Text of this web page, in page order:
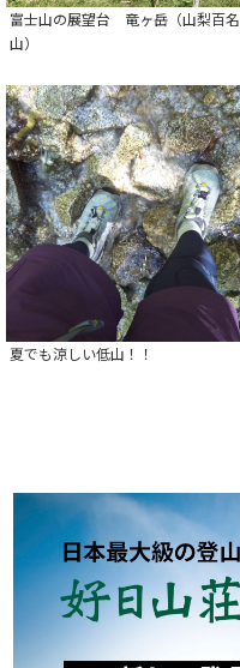
富士山の展望台 竜ヶ岳（山梨百名
山）
夏でも涼しい低山！！